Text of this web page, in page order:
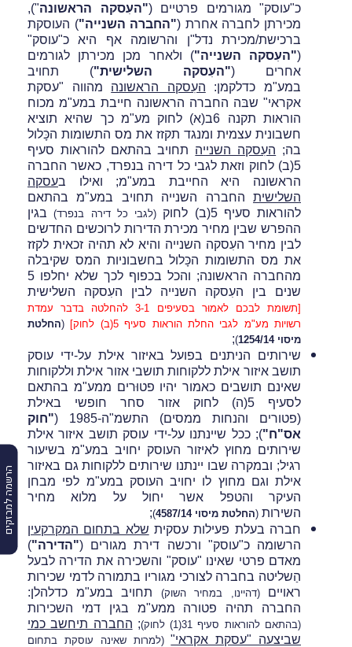
הרשמה למבזקים
כ"עוסק" מגורמים פרטיים ("העִסקה הראשונה"),
מכירתן לחברה אחרת ("החברה השנייה") העוסקת
ברכישת/מכירת נדל"ן והרשומה אף היא כ"עוסק"
("העִסקה השנייה") ולאחר מכן מכירתן לגורמים
אחרים ("העִסקה השלישית") תחויב
במע"מ כדלקמן: העִסקה הראשונה מהווה "עסקת
אקראי" שבּה החברה הראשונה חייבת במע"מ מכוח
הוראות תקנה 6ב(א) לחוק מע"מ כך שהיא תוציא
חשבונית עצמית ומנגד תקזז את מס התשומות הכָּלול
בה; העִסקה השנייה תחויב בהתאם להוראות סעיף
5(ב) לחוק וזאת לגבי כל דירה בנפרד, כאשר החברה
הראשונה היא החייבת במע"מ; ואילו בעסקה
השלישית החברה השנייה תחויב במע"מ בהתאם
להוראות סעיף 5(ב) לחוק
(לגבי כל דירה בנפרד)בגין
ההפרש שבין מחיר מכירת הדירות לרוכשים החדשים
לבין מחיר העִסקה השנייה והיא לא תהיה זכאית לקזז
את מס התשומות הכָּלול בחשבוניות המס שקיבלה
מהחברה הראשונה; והכל בכפוף לכך שלא יחלפו 5
שנים בין העִסקה השנייה לבין העִסקה השלישית
[תשומת לבכם לאמוּר בסעיפים 3-1 להחלטה בדבר עמדת
רשויות מע"מ לגבי החלת הוראות סעיף 5(ב) לחוק]
(החלטת
מיסוי 1254/14
)
;
שירותים הניתנים בפועל באיזור אילת על-ידי עוסק
תושב איזור אילת ללקוחות תושבי אזור אילת וללקוחות
שאינם תושבים כאמור יהיו פטוּרים ממע"מ בהתאם
לסעיף 5(ה) לחוק אזור סחר חופשי באילת
(פטורים והנחות ממסים) התשמ"ה-1985 (
"חוק
אס"ח"); ככל שיינתנו על-ידי עוסק תושב איזור אילת
שירותים מחוץ לאיזור העוסק יחויב במע"מ בשיעור
רגיל; ובמקרה שבו יינתנו שירותים ללקוחות גם באיזור
אילת וגם מחוץ לו יחויב העוסק במע"מ לפי מבחן
העיקר והטפל אשר יחול על מלוא מחיר
השירות (החלטת מיסוי 4587/14 )
;
חברה בעלת פעילות עסקית שלא בתחום המקרקעין
הרשומה כ"עוסק" ורכשה דירת מגורים ("הדירה")
מאדם פרטי שאינו "עוסק" והשכירה את הדירה לבעל
הַשליטה בחברה לצורכי מגוריו בתמורה לדמי שכירות
ראויים(דהיינו, במחיר השוק) תחויב במע"מ כדלהלן:
החברה תהיה פטורה ממע"מ בגין דמי השכירות
(בהתאם להוראות סעיף 31(1) לחוק) ; החברה תיחשב כמי
שביצעה "עסקת אקראי" (למרות שאינה עוסקת בתחום